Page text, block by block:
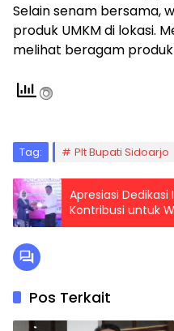
Selain senam bersama,
produk UMKM di lokasi.
melihat beragam produk
Tag: Plt Bupati Sidoarjo
Apresiasi Dedikasi
Kontribusi untuk
Anak
Pos Terkait